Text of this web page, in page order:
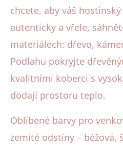
chcete, aby váš
autenticky a vřele,
materiálech: dřevo,
Podlahu pokryjte
kvalitními koberci s
dodají prostoru teplo.
Oblíbené barvy pro
zemité odstíny – béžová,